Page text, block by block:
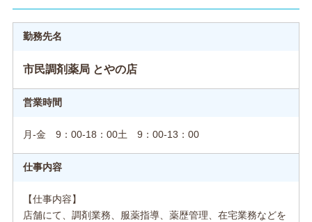
勤務先名
市民調剤薬局 とやの店
営業時間
月-金 9：00-18：00土 9：00‐13：00
仕事内容
【仕事内容】
店舗にて、調剤業務、服薬指導、薬歴管理、在宅業務などを